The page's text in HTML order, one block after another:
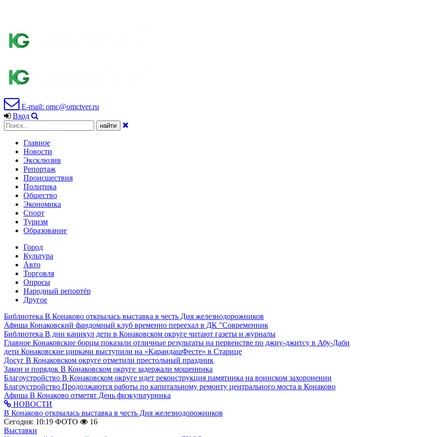
E-mail: omc@omctver.ru
Вход
Главное
Новости
Эксклюзив
Репортаж
Происшествия
Политика
Общество
Экономика
Спорт
Туризм
Образование
Город
Культура
Авто
Торговля
Опросы
Народный репортёр
Другое
Библиотека В Конаково открылась выставка в честь Дня железнодорожников
Афиша Конаковский фандомный клуб временно переехал в ДК "Современник
Библиотека В дни каникул дети в Конаковском округе читают газеты и журналы
Главное Конаковские борцы показали отличные результаты на первенстве по джиу-джитсу в Абу-Даби
дети Конаковские циркачи выступили на «КарандашФесте» в Старице
Досуг В Конаковском округе отметили престольный праздник
Закон и порядок В Конаковском округе задержали мошенника
Благоустройство В Конаковском округе идет реконструкция памятника на воинском захоронении
Благоустройство Продолжаются работы по капитальному ремонту центрального моста в Конаково
Афиша В Конаково отметят День физкультурника
НОВОСТИ
В Конаково открылась выставка в честь Дня железнодорожников
Сегодня: 10:19 ФОТО
16
Выставки